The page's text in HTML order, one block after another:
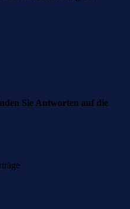
Sie Antworten auf die